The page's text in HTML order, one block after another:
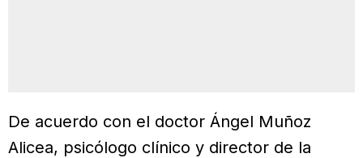
De acuerdo con el doctor Ángel Muñoz
Alicea, psicólogo clínico y director de la